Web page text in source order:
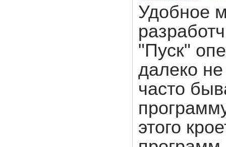
Удобное
"Пуск"
далеко
часто
этого